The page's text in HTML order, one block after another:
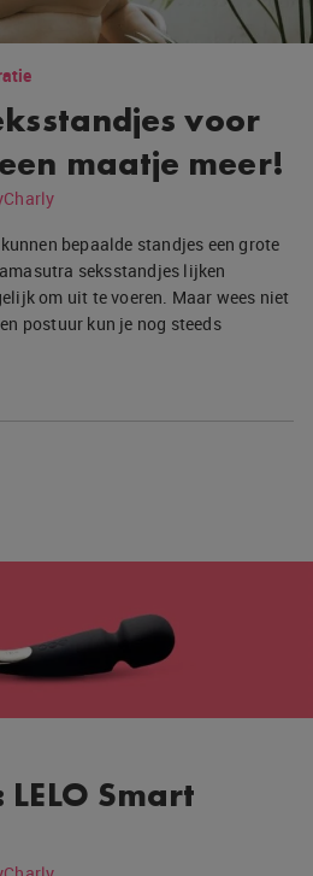
voor
maatje meer!
bepaalde standjes een grote
seksstandjes lijken
om uit te voeren. Maar wees niet
postuur kun je nog steeds
Smart